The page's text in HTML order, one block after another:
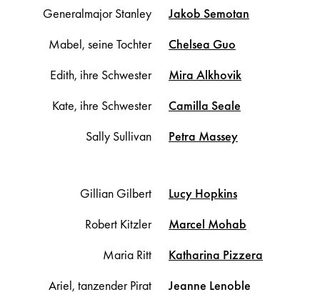
Generalmajor Stanley Jakob Semotan
Mabel, seine Tochter
Chelsea Guo
Edith, ihre Schwester
Mira Alkhovik
Kate, ihre Schwester
Camilla Seale
Sally Sullivan
Petra Massey
Gillian Gilbert Lucy Hopkins
Robert Kitzler
Marcel Mohab
Maria Ritt
Katharina Pizzera
Ariel, tanzender Pirat
Jeanne Lenoble